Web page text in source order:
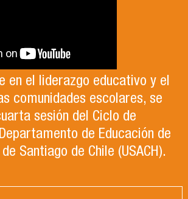
en el liderazgo educativo y el
comunidades escolares, se
sesión del Ciclo de
de Educación de
Santiago de Chile (USACH).